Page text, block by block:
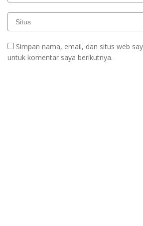
Simpan nama, email, dan situs web
untuk komentar saya berikutnya.